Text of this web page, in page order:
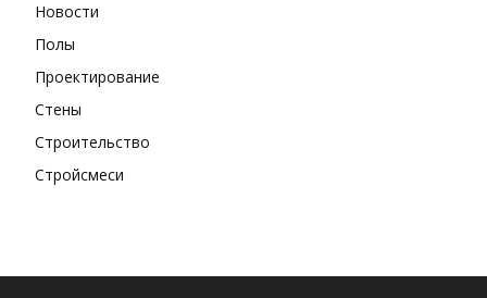
Новости
Полы
Проектирование
Стены
Строительство
Стройсмеси